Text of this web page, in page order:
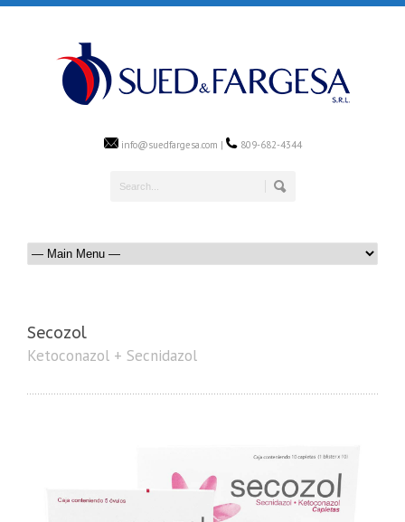
info@suedfargesa.com | 809-682-4344
Secozol
Ketoconazol + Secnidazol